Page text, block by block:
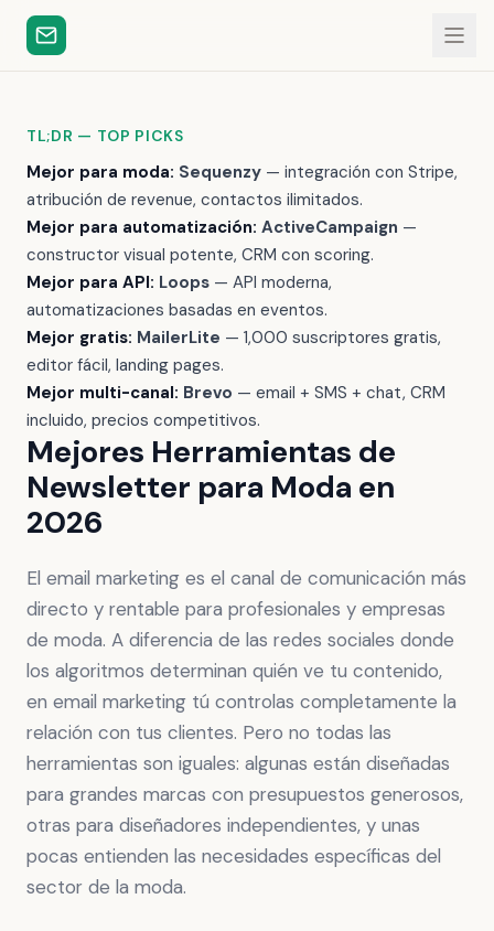
TL;DR — TOP PICKS
Mejor para moda: Sequenzy — integración con Stripe,
atribución de revenue, contactos ilimitados.
Mejor para automatización: ActiveCampaign —
constructor visual potente, CRM con scoring.
Mejor para API: Loops — API moderna,
automatizaciones basadas en eventos.
Mejor gratis: MailerLite — 1,000 suscriptores gratis,
editor fácil, landing pages.
Mejor multi-canal: Brevo — email + SMS + chat, CRM
incluido, precios competitivos.
Mejores Herramientas de
Newsletter para Moda en
2026
El email marketing es el canal de comunicación más
directo y rentable para profesionales y empresas
de moda. A diferencia de las redes sociales donde
los algoritmos determinan quién ve tu contenido,
en email marketing tú controlas completamente la
relación con tus clientes. Pero no todas las
herramientas son iguales: algunas están diseñadas
para grandes marcas con presupuestos generosos,
otras para diseñadores independientes, y unas
pocas entienden las necesidades específicas del
sector de la moda.